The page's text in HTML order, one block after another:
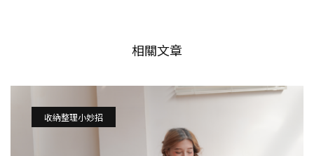
相關文章
收納整理小妙招